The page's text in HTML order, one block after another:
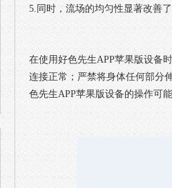
5.同时，流场的均匀性显著改善
在使用好色先生APP苹果版设备时
连接正常；严禁将身体任何部分
色先生APP苹果版设备的操作可能